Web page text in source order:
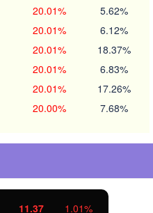
20.01% 5.62%
20.01% 6.12%
20.01% 18.37%
20.01% 6.83%
20.01% 17.26%
20.00% 7.68%
11.37 1.01%